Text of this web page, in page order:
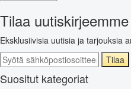
Tilaa uutiskirjeemme
Eksklusiivisia uutisia ja tarjouksia
Tilaa
Suositut kategoriat